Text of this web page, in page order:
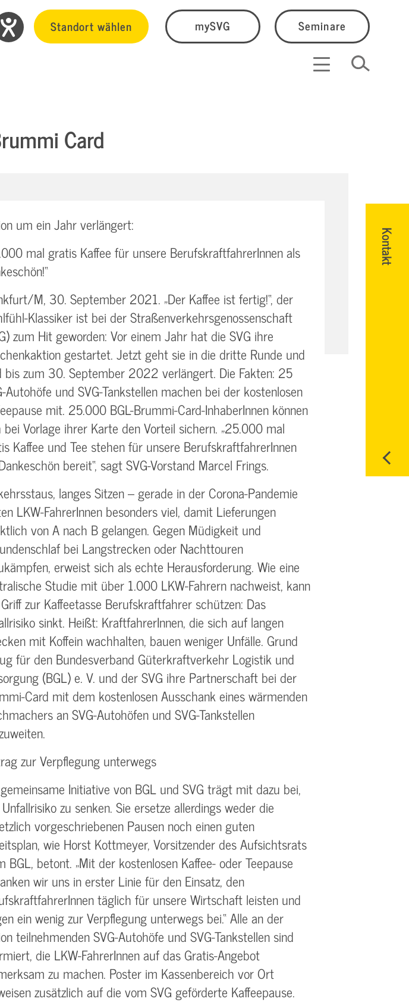
Standort wählen mySVG Seminare
Kontakt
Card
um ein Jahr verlängert:
mal gratis Kaffee für unsere BerufskraftfahrerInnen als
M, 30. September 2021. „Der Kaffee ist fertig!“, der
Klassiker ist bei der Straßenverkehrsgenossenschaft
zum Hit geworden: Vor einem Jahr hat die SVG ihre
gestartet. Jetzt geht sie in die dritte Runde und
bis zum 30. September 2022 verlängert. Die Fakten: 25
Autohöfe und SVG-Tankstellen machen bei der kostenlosen
mit. 25.000 BGL-Brummi-Card-InhaberInnen können
bei Vorlage ihrer Karte den Vorteil sichern. „25.000 mal
Kaffee und Tee stehen für unsere BerufskraftfahrerInnen
bereit“, sagt SVG-Vorstand Marcel Frings.
langes Sitzen – gerade in der Corona-Pandemie
LKW-FahrerInnen besonders viel, damit Lieferungen
von A nach B gelangen. Gegen Müdigkeit und
bei Langstrecken oder Nachttouren
erweist sich als echte Herausforderung. Wie eine
Studie mit über 1.000 LKW-Fahrern nachweist, kann
zur Kaffeetasse Berufskraftfahrer schützen: Das
sinkt. Heißt: KraftfahrerInnen, die sich auf langen
mit Koffein wachhalten, bauen weniger Unfälle. Grund
für den Bundesverband Güterkraftverkehr Logistik und
(BGL) e. V. und der SVG ihre Partnerschaft bei der
Card mit dem kostenlosen Ausschank eines wärmenden
an SVG-Autohöfen und SVG-Tankstellen
zur Verpflegung unterwegs
Initiative von BGL und SVG trägt mit dazu bei,
zu senken. Sie ersetze allerdings weder die
vorgeschriebenen Pausen noch einen guten
wie Horst Kottmeyer, Vorsitzender des Aufsichtsrats
BGL, betont. „Mit der kostenlosen Kaffee- oder Teepause
wir uns in erster Linie für den Einsatz, den
täglich für unsere Wirtschaft leisten und
ein wenig zur Verpflegung unterwegs bei.“ Alle an der
teilnehmenden SVG-Autohöfe und SVG-Tankstellen sind
die LKW-FahrerInnen auf das Gratis-Angebot
zu machen. Poster im Kassenbereich vor Ort
zusätzlich auf die vom SVG geförderte Kaffeepause.